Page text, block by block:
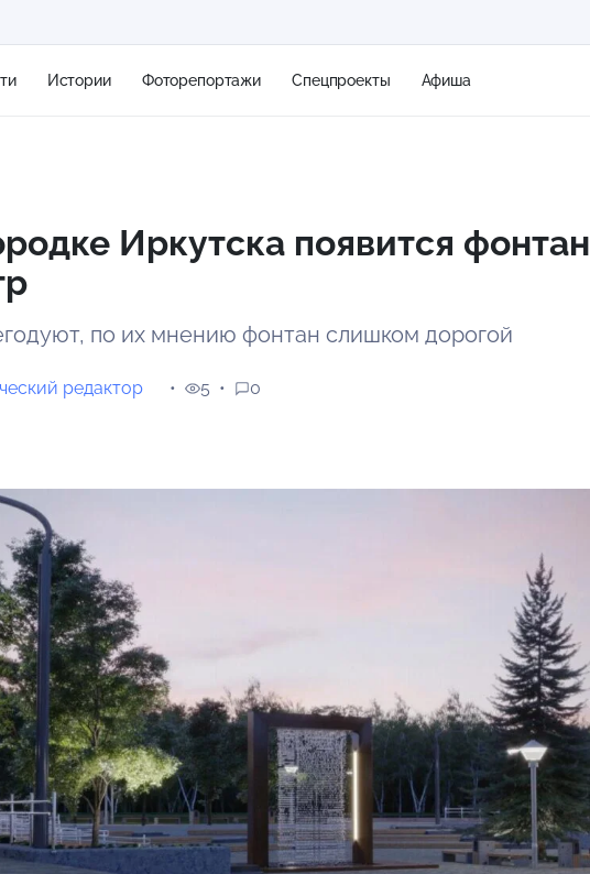
Истории Фоторепортажи Спецпроекты Афиша
+18°
Иркутска появится фонтан
по их мнению фонтан слишком дорогой
редактор 5 0